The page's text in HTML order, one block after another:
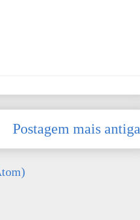
Postagem mais antiga